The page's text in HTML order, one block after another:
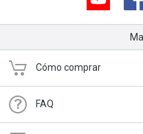
Cómo comprar
FAQ